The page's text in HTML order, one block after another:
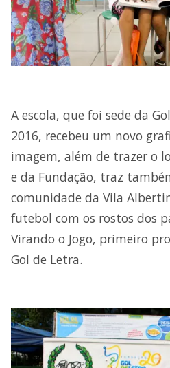
A escola, que foi sede da
2016, recebeu um novo
imagem, além de trazer o
e da Fundação, traz
comunidade da Vila
futebol com os rostos dos
Virando o Jogo, primeiro
Gol de Letra.